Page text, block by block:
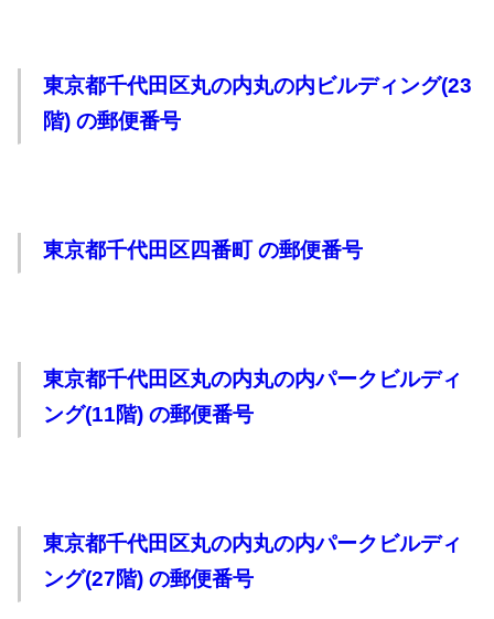
東京都千代田区丸の内丸の内ビルディング(23
階) の郵便番号
東京都千代田区四番町 の郵便番号
東京都千代田区丸の内丸の内パークビルディ
ング(11階) の郵便番号
東京都千代田区丸の内丸の内パークビルディ
ング(27階) の郵便番号